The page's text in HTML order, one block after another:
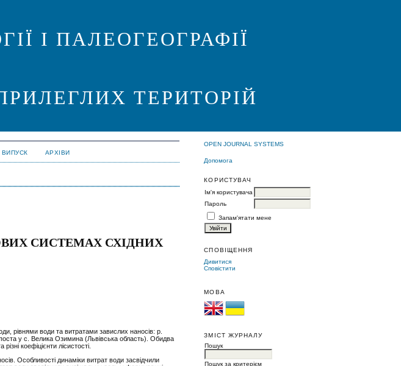
І ПАЛЕОГЕОГРАФІЇ
ТЕРИТОРІЙ
OPEN JOURNAL SYSTEMS
Допомога
КОРИСТУВАЧ
Ім'я користувача
Пароль
Запам'ятати мене
СПОВІЩЕННЯ
Дивитися
Сповістити
МОВА
ЗМІСТ ЖУРНАЛУ
Пошук
Пошук за критерієм
АРХІВИ
СИСТЕМАХ СХІДНИХ
рівнями води та витратами завислих наносів: р.
у с. Велика Озимина (Львівська область). Обидва
коефіцієнти лісистості.
Особливості динаміки витрат води засвідчили